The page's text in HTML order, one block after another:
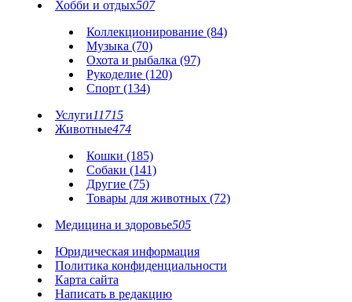
Хобби и отдых507
Коллекционирование (84)
Музыка (70)
Охота и рыбалка (97)
Рукоделие (120)
Спорт (134)
Услуги11715
Животные474
Кошки (185)
Собаки (141)
Другие (75)
Товары для животных (72)
Медицина и здоровье505
Юридическая информация
Политика конфиденциальности
Карта сайта
Написать в редакцию